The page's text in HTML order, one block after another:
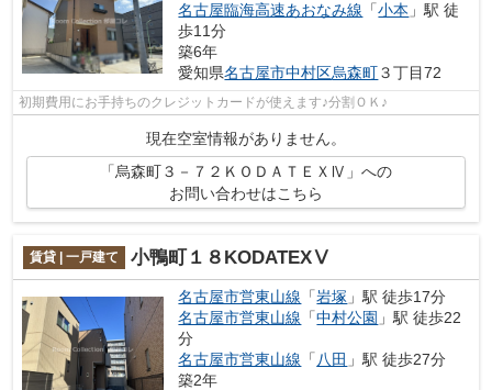
名古屋臨海高速あおなみ線 「小本 」駅 徒
歩11分
築6年
愛知県名古屋市中村区烏森町３丁目72
初期費用にお手持ちのクレジットカードが使えます♪分割ＯＫ♪
現在空室情報がありません。
「烏森町３－７２ＫＯＤＡＴＥＸⅣ」への
お問い合わせはこちら
賃貸 | 一戸建て 小鴨町１８KODATEXⅤ
名古屋市営東山線 「岩塚 」駅 徒歩17分
名古屋市営東山線 「中村公園 」駅 徒歩22
分
名古屋市営東山線 「 八田 」駅 徒歩27分
築2年